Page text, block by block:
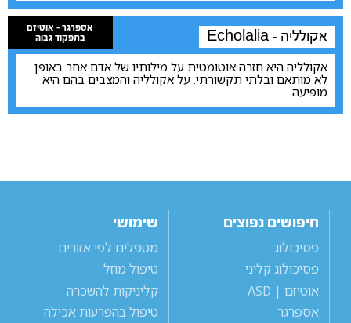
אספרגר - אוטיזם
בתפקוד גבוה
אקולליה - Echolalia
אקולליה היא חזרה אוטומטית על מילותיו של אדם אחר באופן
לא מותאם ובלתי תקשורתי. על אקולליה והמצבים בהם היא
מופיעה.
חיפושים נפוצים
פסיכולוג
פסיכולוג קליני
אוטיזם | ASD
אספרגר
שימושי
מטפלים לפי אזורים
טיפול מוזל
קליניקות להשכרה
טיפול בהפרעות אכילה